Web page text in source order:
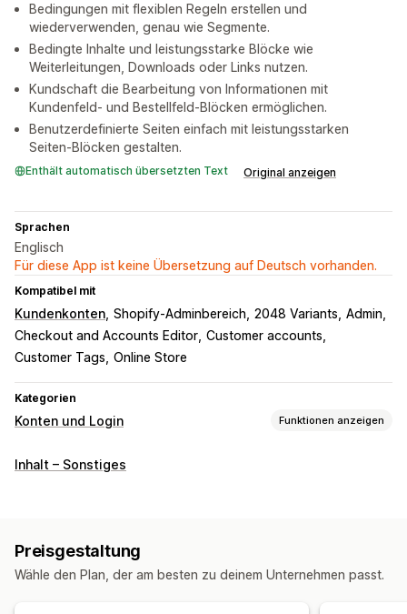
Bedingungen mit flexiblen Regeln erstellen und
wiederverwenden, genau wie Segmente.
Bedingte Inhalte und leistungsstarke Blöcke wie
Weiterleitungen, Downloads oder Links nutzen.
Kundschaft die Bearbeitung von Informationen mit
Kundenfeld- und Bestellfeld-Blöcken ermöglichen.
Benutzerdefinierte Seiten einfach mit leistungsstarken
Seiten-Blöcken gestalten.
Enthält automatisch übersetzten Text Original anzeigen
Sprachen
Englisch
Für diese App ist keine Übersetzung auf Deutsch vorhanden.
Kompatibel mit
Kundenkonten Shopify-Adminbereich 2048 Variants Admin
Checkout and Accounts Editor Customer accounts
Customer Tags Online Store
Kategorien
Konten und Login Funktionen anzeigen
Kundenbetreuung
Zugriffskontrolle
Zugriff einschränken
Inhalte ausblenden
Seiten sperren
Inhalt – Sonstiges
Preisgestaltung
Wähle den Plan, der am besten zu deinem Unternehmen passt.